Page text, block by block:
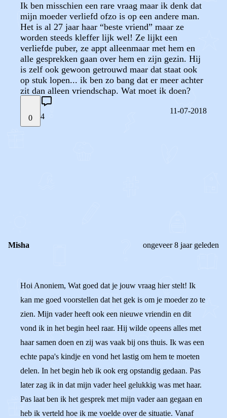
Ik ben misschien een rare vraag maar ik denk dat
mijn moeder verliefd ofzo is op een andere man.
Het is al 27 jaar haar “beste vriend” maar ze
worden steeds kleffer lijk wel! Ze lijkt een
verliefde puber, ze appt alleenmaar met hem en
alle gesprekken gaan over hem en zijn gezin. Hij
is zelf ook gewoon getrouwd maar dat staat ook
op stuk lopen... ik ben zo bang dat er meer achter
zit dan alleen vriendschap. Wat moet ik doen?
0 4
11-07-2018
Misha ongeveer 8 jaar geleden
Hoi Anoniem, Wat goed dat je jouw vraag hier stelt! Ik
kan me goed voorstellen dat het gek is om je moeder zo te
zien. Mijn vader heeft ook een nieuwe vriendin en dit
vond ik in het begin heel raar. Hij wilde opeens alles met
haar samen doen en zij was vaak bij ons thuis. Ik was een
echte papa's kindje en vond het lastig om hem te moeten
delen. In het begin heb ik ook erg opstandig gedaan. Pas
later zag ik in dat mijn vader heel gelukkig was met haar.
Pas laat ben ik het gesprek met mijn vader aan gegaan en
heb ik verteld hoe ik me voelde over de situatie. Vanaf